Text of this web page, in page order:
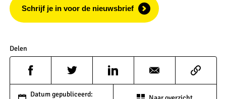
Schrijf je in voor de nieuwsbrief
Delen
Datum gepubliceerd: